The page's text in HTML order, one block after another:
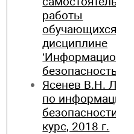
работы
обучающихся по
дисциплине
безопасность’
Ясенев В.Н.
по
безопасности, 1
курс, 2018 г.